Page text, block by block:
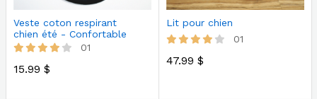
Veste coton respirant
chien été - Confortable
léger
01
15.99 $
Lit pour chien
01
47.99 $